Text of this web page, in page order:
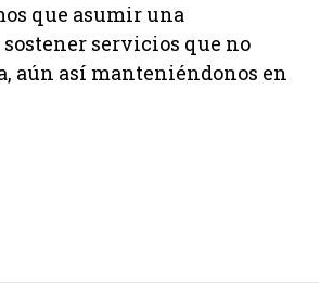
que asumir una
servicios que no
aún así manteniéndonos en